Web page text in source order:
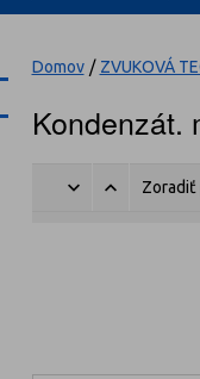
Domov / ZVUKOVÁ
Kondenzát.
Zoradiť